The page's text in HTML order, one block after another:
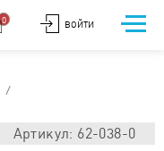
ВОЙТИ
0
/
Артикул: 62-038-0